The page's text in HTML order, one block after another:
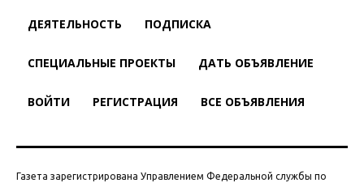
ДЕЯТЕЛЬНОСТЬ ПОДПИСКА
СПЕЦИАЛЬНЫЕ ПРОЕКТЫ ДАТЬ ОБЪЯВЛЕНИЕ
ВОЙТИ РЕГИСТРАЦИЯ ВСЕ ОБЪЯВЛЕНИЯ
Газета зарегистрирована Управлением Федеральной службы по